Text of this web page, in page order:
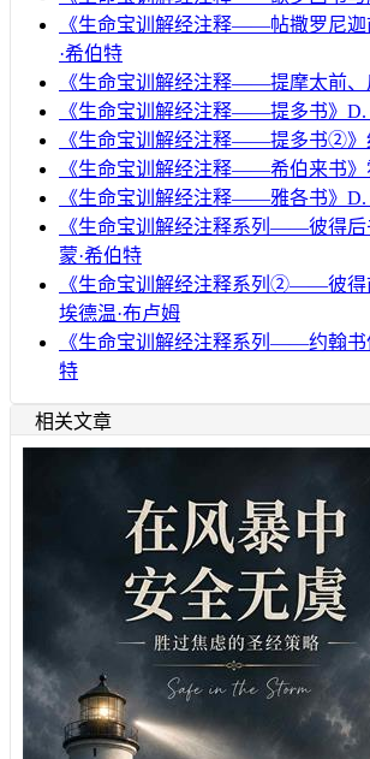
《生命宝训解经注释——帖撒罗尼
·希伯特
《生命宝训解经注释——提摩太前、
《生命宝训解经注释——提多书》D.
《生命宝训解经注释——提多书②》
《生命宝训解经注释——希伯来书》
《生命宝训解经注释——雅各书》D.
《生命宝训解经注释系列——彼得
蒙·希伯特
《生命宝训解经注释系列②——彼得
埃德温·布卢姆
《生命宝训解经注释系列——约翰书
特
相关文章